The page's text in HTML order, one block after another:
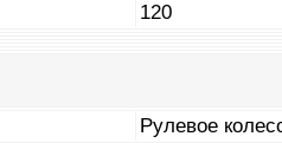
120
Рулевое